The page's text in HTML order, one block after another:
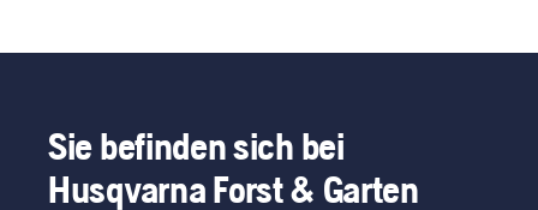
Sie befinden sich bei
Husqvarna Forst & Garten